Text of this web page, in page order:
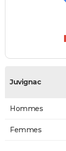
Juvignac
Hommes
Femmes